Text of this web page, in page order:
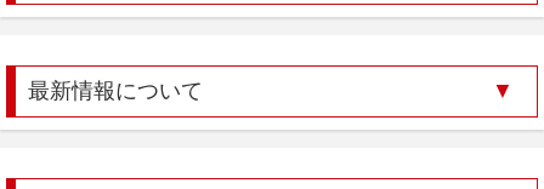
最新情報について